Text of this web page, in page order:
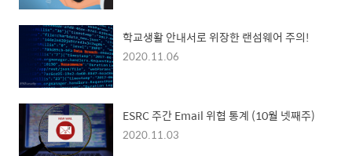
학교생활 안내서로 위장한 랜섬웨어 주의!
2020.11.06
ESRC 주간 Email 위협 통계 (10월 넷째주)
2020.11.03